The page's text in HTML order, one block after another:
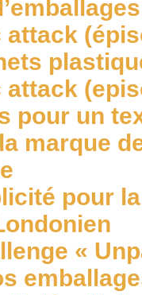
attack
attack
pour un
marque
pour
«